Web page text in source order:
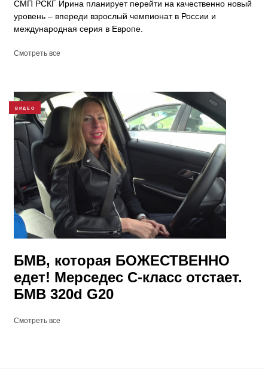
СМП РСКГ Ирина планирует перейти на качественно новый
уровень – впереди взрослый чемпионат в России и
международная серия в Европе.
Смотреть все
ВИДЕО
БМВ, которая БОЖЕСТВЕННО
едет! Мерседес С-класс отстает.
БМВ 320d G20
Смотреть все